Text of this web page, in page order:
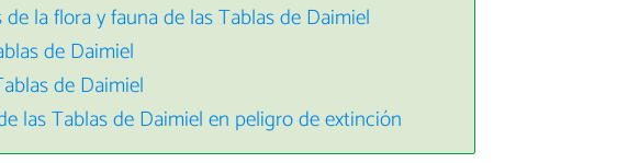
la flora y fauna de las Tablas de Daimiel
de Daimiel
de Daimiel
las Tablas de Daimiel en peligro de extinción